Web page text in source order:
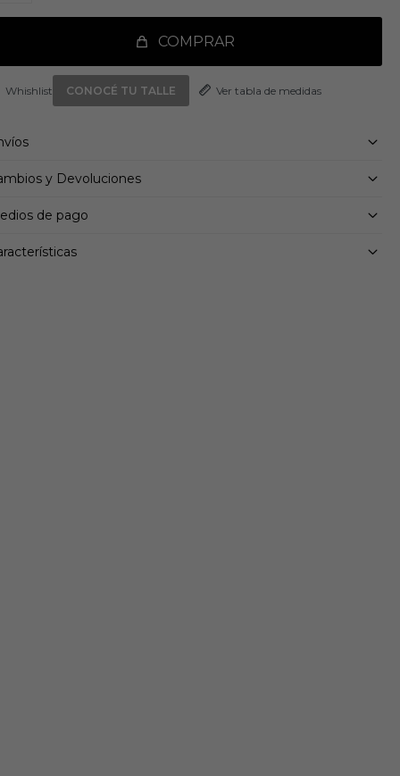
Hybridfeel con inserciones Strikescale
Controlplate para terreno firme/multiterreno
COMPRAR
CONOCÉ TU TALLE Ver tabla de medidas
y Devoluciones
de pago